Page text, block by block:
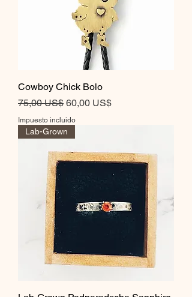
Cowboy Chick Bolo
Precio
75,00 US$ Precio de oferta
60,00 US$
Impuesto incluido
Lab-Grown